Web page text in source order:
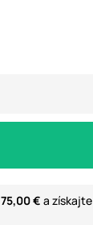
75,00 € a získajte